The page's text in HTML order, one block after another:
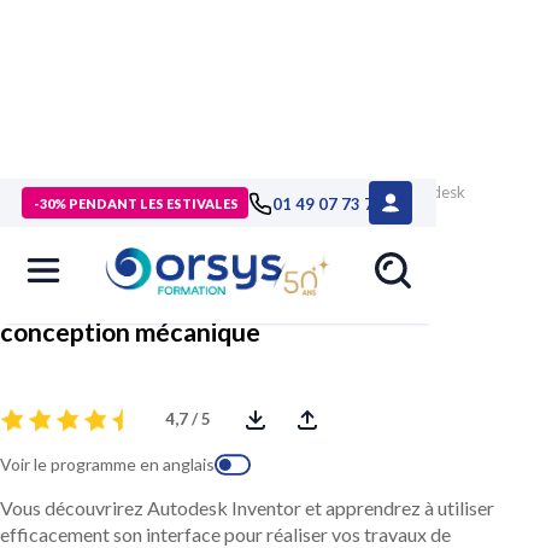
-30% PENDANT LES ESTIVALES 01 49 07 73 73
> Formations>Technologies numériques
Formation Autodesk
Inventor, découverte de la conception mécanique
Autodesk Inventor, découverte de la
conception mécanique
4,7 / 5
Voir le programme en anglais
Vous découvrirez Autodesk Inventor et apprendrez à utiliser
efficacement son interface pour réaliser vos travaux de